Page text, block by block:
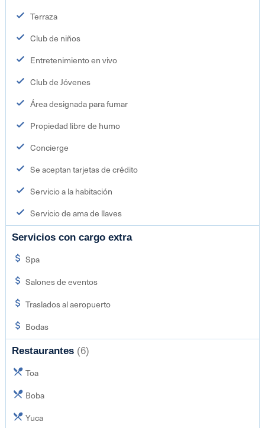
Terraza
Club de niños
Entretenimiento en vivo
Club de Jóvenes
Área designada para fumar
Propiedad libre de humo
Concierge
Se aceptan tarjetas de crédito
Servicio a la habitación
Servicio de ama de llaves
Servicios con cargo extra
Spa
Salones de eventos
Traslados al aeropuerto
Bodas
Restaurantes (6)
Toa
Boba
Yuca